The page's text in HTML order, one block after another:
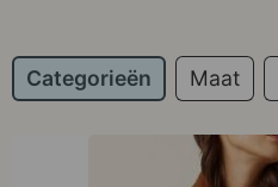
Categorieën Maat